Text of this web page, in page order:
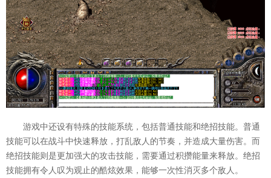
游戏中还设有特殊的技能系统，包括普通技能和绝招技能。普通
技能可以在战斗中快速释放，打乱敌人的节奏，并造成大量伤害。而
绝招技能则是更加强大的攻击技能，需要通过积攒能量来释放。绝招
技能拥有令人叹为观止的酷炫效果，能够一次性消灭多个敌人。